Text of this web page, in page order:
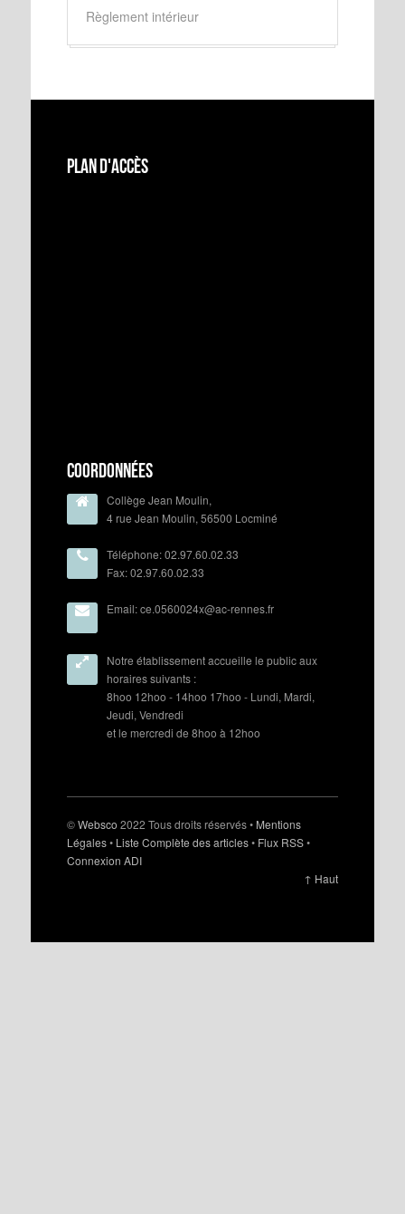
Règlement intérieur
Plan d'accès
Coordonnées
Collège Jean Moulin,
4 rue Jean Moulin, 56500 Locminé
Téléphone: 02.97.60.02.33
Fax: 02.97.60.02.33
Email: ce.0560024x@ac-rennes.fr
Notre établissement accueille le public aux
horaires suivants :
8hoo 12hoo - 14hoo 17hoo - Lundi, Mardi,
Jeudi, Vendredi
et le mercredi de 8hoo à 12hoo
©Websco 2022 Tous droits réservés • Mentions
Légales• Liste Complète des articles• Flux RSS•
Connexion ADI
↑ Haut